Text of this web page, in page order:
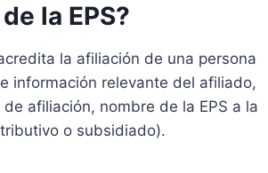
la EPS?
la afiliación de una persona
información relevante del afiliado,
afiliación, nombre de la EPS a la
o subsidiado).